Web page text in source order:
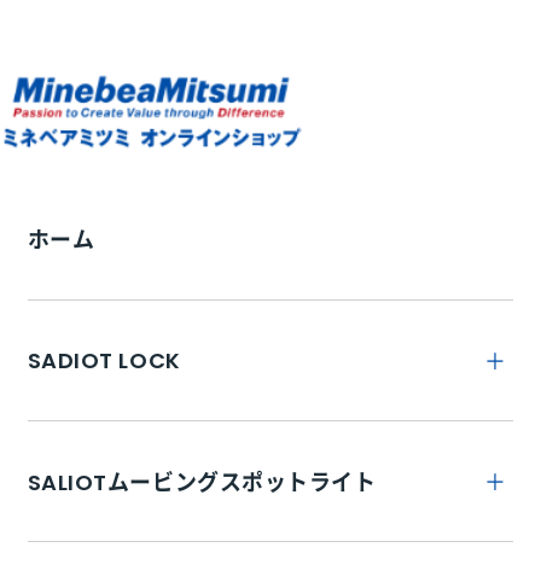
ホーム
SADIOT LOCK
SADIOT LOCKとは
SALIOTムービングスポットライト